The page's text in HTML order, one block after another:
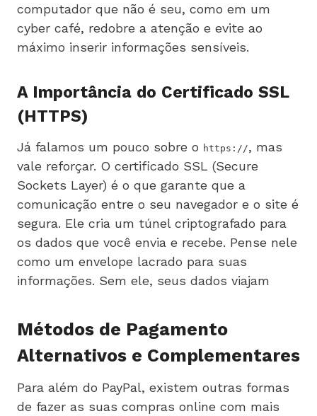
computador que não é seu, como em um
cyber café, redobre a atenção e evite ao
máximo inserir informações sensíveis.
A Importância do Certificado SSL
(HTTPS)
Já falamos um pouco sobre o https://, mas
vale reforçar. O certificado SSL (Secure
Sockets Layer) é o que garante que a
comunicação entre o seu navegador e o site é
segura. Ele cria um túnel criptografado para
os dados que você envia e recebe. Pense nele
como um envelope lacrado para suas
informações. Sem ele, seus dados viajam
Métodos de Pagamento
Alternativos e Complementares
Para além do PayPal, existem outras formas
de fazer as suas compras online com mais